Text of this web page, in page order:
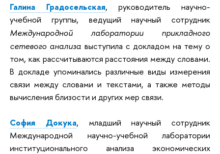
Галина Градосельская, руководитель научно-
учебной группы, ведущий научный сотрудник
Международной лаборатории прикладного
сетевого анализа выступила с докладом на тему о
том, как рассчитываются расстояния между словами.
В докладе упоминались различные виды измерения
связи между словами и текстами, а также методы
вычисления близости и других мер связи.
София Докука, младший научный сотрудник
Международной научно-учебной лаборатории
институционального анализа экономических